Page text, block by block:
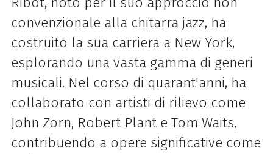
convenzionale alla chitarra jazz, ha
costruito la sua carriera a New York,
esplorando una vasta gamma di generi
musicali. Nel corso di quarant'anni, ha
collaborato con artisti di rilievo come
John Zorn, Robert Plant e Tom Waits,
contribuendo a opere significative come